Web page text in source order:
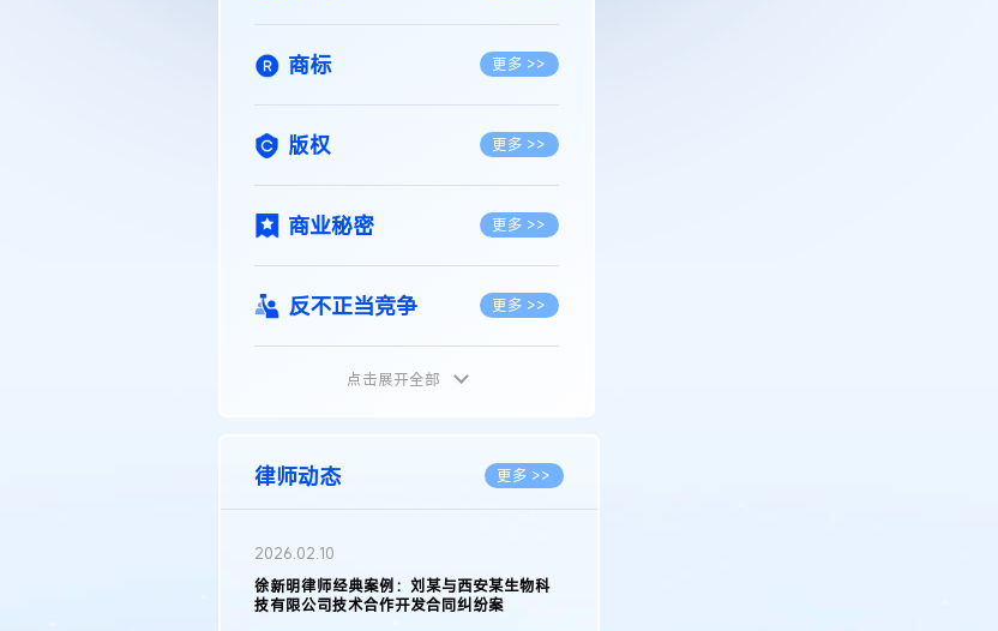
商标 更多 >>
版权 更多 >>
商业秘密 更多 >>
反不正当竞争 更多 >>
植物新品种
地理标志 更多 >>
集成电路布图设计
点击展开全部
律师动态 更多 >>
2026.02.10
徐新明律师经典案例：刘某与西安某生物科
技有限公司技术合作开发合同纠纷案